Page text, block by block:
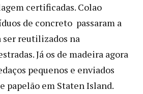
certificadas. Colao
de concreto passaram a
ser reutilizados na
Já os de madeira agora
pequenos e enviados
papelão em Staten Island.